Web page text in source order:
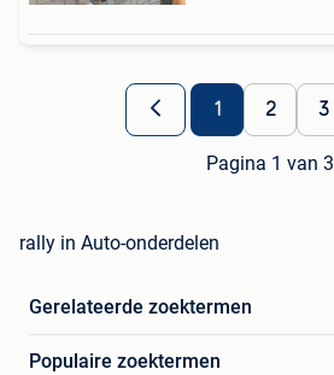
1 2 3
Pagina 1 van 3
rally in Auto-onderdelen
Gerelateerde zoektermen
Populaire zoektermen